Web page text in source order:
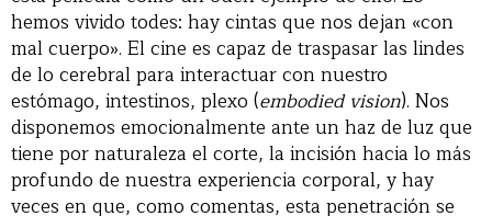
hemos vivido todes: hay cintas que nos dejan «con
mal cuerpo». El cine es capaz de traspasar las lindes
de lo cerebral para interactuar con nuestro
estómago, intestinos, plexo (embodied vision). Nos
disponemos emocionalmente ante un haz de luz que
tiene por naturaleza el corte, la incisión hacia lo más
profundo de nuestra experiencia corporal, y hay
veces en que, como comentas, esta penetración se